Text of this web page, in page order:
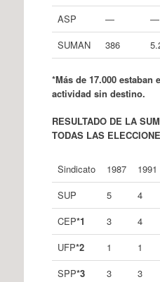
ASP
— —
SUMAN
386
*Más de 17.000 estaban
actividad sin destino.
RESULTADO DE LA
TODAS LAS
Sindicato 1987 1991
SUP
5 4
CEP*1 3 4
UFP*2 1 1
SPP*3 3 3